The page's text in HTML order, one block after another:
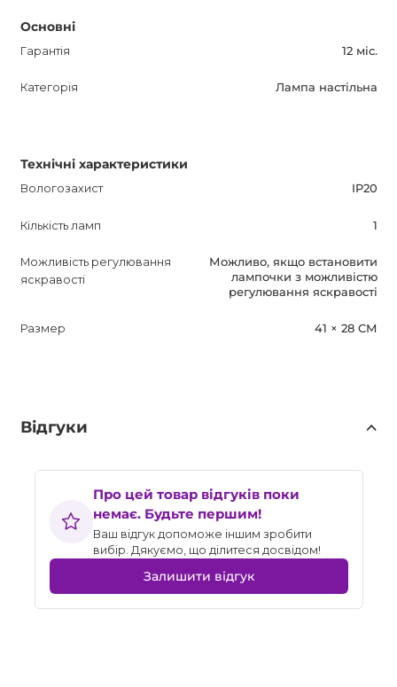
Основні
Гарантія 12 міс.
Категорія Лампа настільна
Технічні характеристики
Вологозахист IP20
Кількість ламп 1
Можливість регулювання
яскравості
Можливо, якщо встановити
лампочки з можливістю
регулювання яскравості
Размер 41 × 28 СМ
Відгуки
Про цей товар відгуків поки
немає. Будьте першим!
Ваш відгук допоможе іншим зробити
вибір. Дякуємо, що ділитеся досвідом!
Залишити відгук